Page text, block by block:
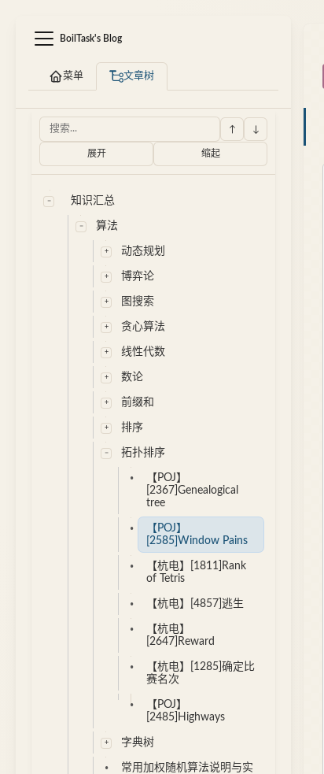
BoilTask's Blog
菜单 文章树
↑ ↓
展开 缩起
知识汇总
算法
动态规划
博弈论
图搜索
贪心算法
线性代数
数论
前缀和
排序
拓扑排序
【POJ】
[2367]Genealogical
tree
【POJ】
[2585]Window Pains
【杭电】[1811]Rank
of Tetris
【杭电】[4857]逃生
【杭电】
[2647]Reward
【杭电】[1285]确定比
赛名次
【POJ】
[2485]Highways
字典树
常用加权随机算法说明与实